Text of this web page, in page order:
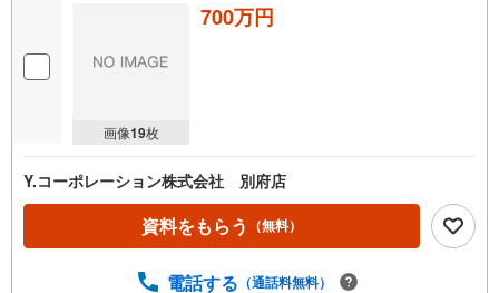
画像19枚
700万円
Y.コーポレーション株式会社 別府店
資料をもらう （無料）
電話する （通話料無料）